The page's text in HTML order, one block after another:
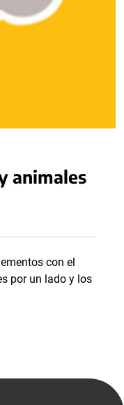
animales
con el
por un lado y los